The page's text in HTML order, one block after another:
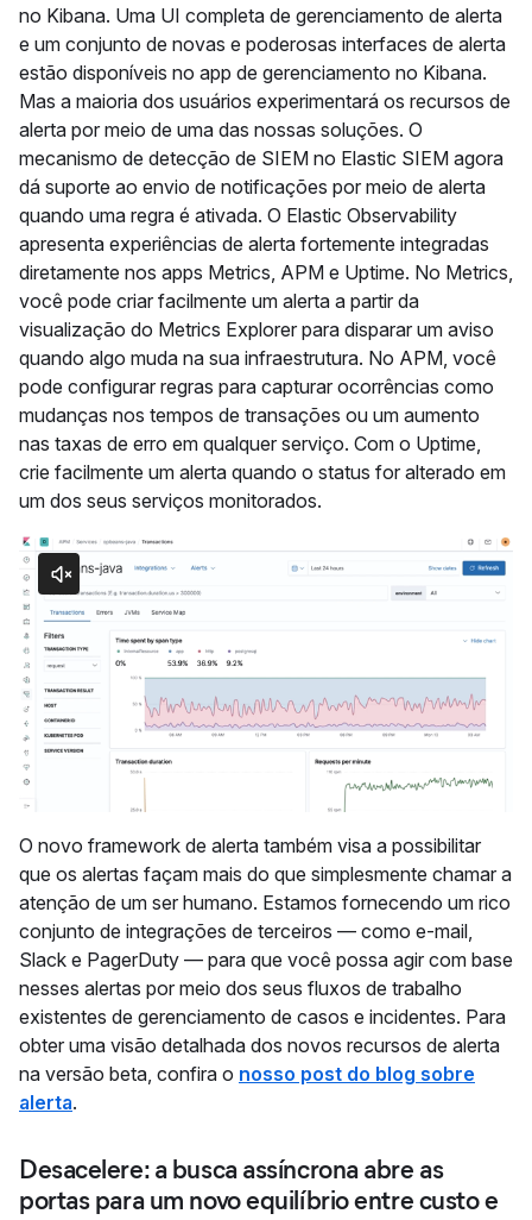
no Kibana. Uma UI completa de gerenciamento de alerta
e um conjunto de novas e poderosas interfaces de alerta
estão disponíveis no app de gerenciamento no Kibana.
Mas a maioria dos usuários experimentará os recursos de
alerta por meio de uma das nossas soluções. O
mecanismo de detecção de SIEM no Elastic SIEM agora
dá suporte ao envio de notificações por meio de alerta
quando uma regra é ativada. O Elastic Observability
apresenta experiências de alerta fortemente integradas
diretamente nos apps Metrics, APM e Uptime. No Metrics,
você pode criar facilmente um alerta a partir da
visualização do Metrics Explorer para disparar um aviso
quando algo muda na sua infraestrutura. No APM, você
pode configurar regras para capturar ocorrências como
mudanças nos tempos de transações ou um aumento
nas taxas de erro em qualquer serviço. Com o Uptime,
crie facilmente um alerta quando o status for alterado em
um dos seus serviços monitorados.
O novo framework de alerta também visa a possibilitar
que os alertas façam mais do que simplesmente chamar a
atenção de um ser humano. Estamos fornecendo um rico
conjunto de integrações de terceiros — como e-mail,
Slack e PagerDuty — para que você possa agir com base
nesses alertas por meio dos seus fluxos de trabalho
existentes de gerenciamento de casos e incidentes. Para
obter uma visão detalhada dos novos recursos de alerta
na versão beta, confira o nosso post do blog sobre
alerta.
Desacelere: a busca assíncrona abre as
portas para um novo equilíbrio entre custo e